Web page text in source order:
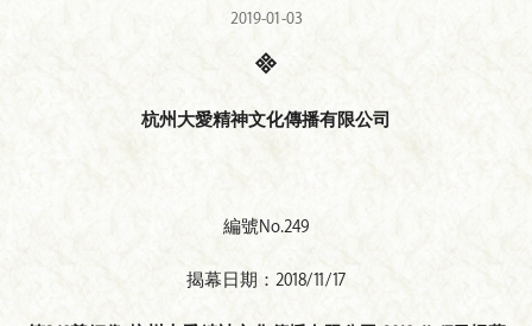
2019-01-03
杭州大愛精神文化傳播有限公司
編號No.249
揭幕日期：2018/11/17